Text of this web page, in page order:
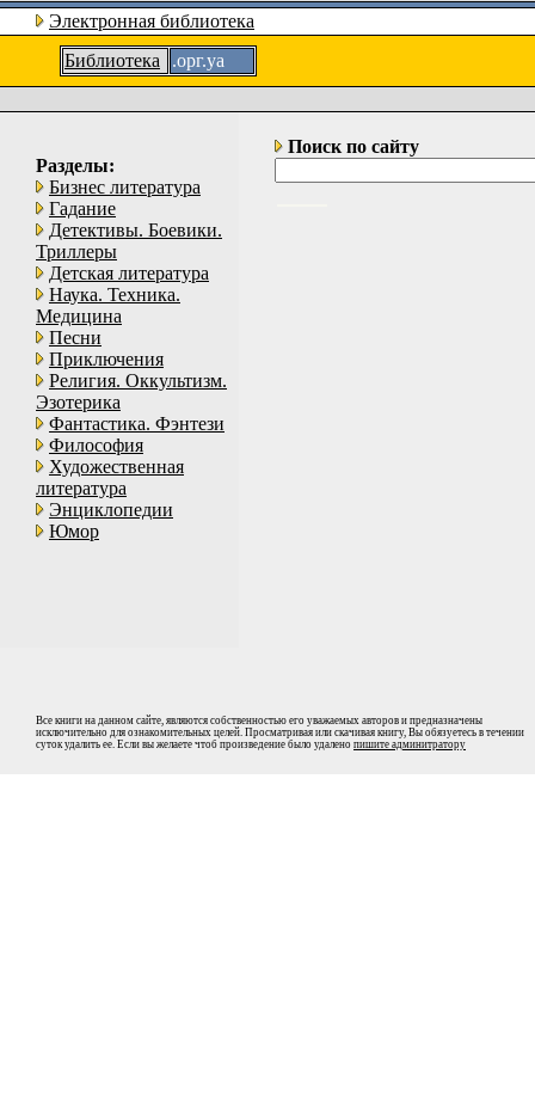
Электронная библиотека
Библиотека
.орг.уа
Разделы:
Бизнес литература
Гадание
Детективы. Боевики.
Триллеры
Детская литература
Наука. Техника.
Медицина
Песни
Приключения
Религия. Оккультизм.
Эзотерика
Фантастика. Фэнтези
Философия
Художественная
литература
Энциклопедии
Юмор
Поиск по сайту
Все книги на данном сайте, являются собственностью его уважаемых авторов и предназначены
исключительно для ознакомительных целей. Просматривая или скачивая книгу, Вы обязуетесь в течении
суток удалить ее. Если вы желаете чтоб произведение было удалено пишите админитратору